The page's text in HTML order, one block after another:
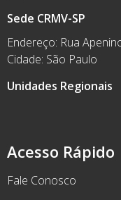
Acesso Rápido
Fale Conosco
Sede CRMV-SP
Endereço: Rua
Cidade: São Paulo
Unidades Regionais